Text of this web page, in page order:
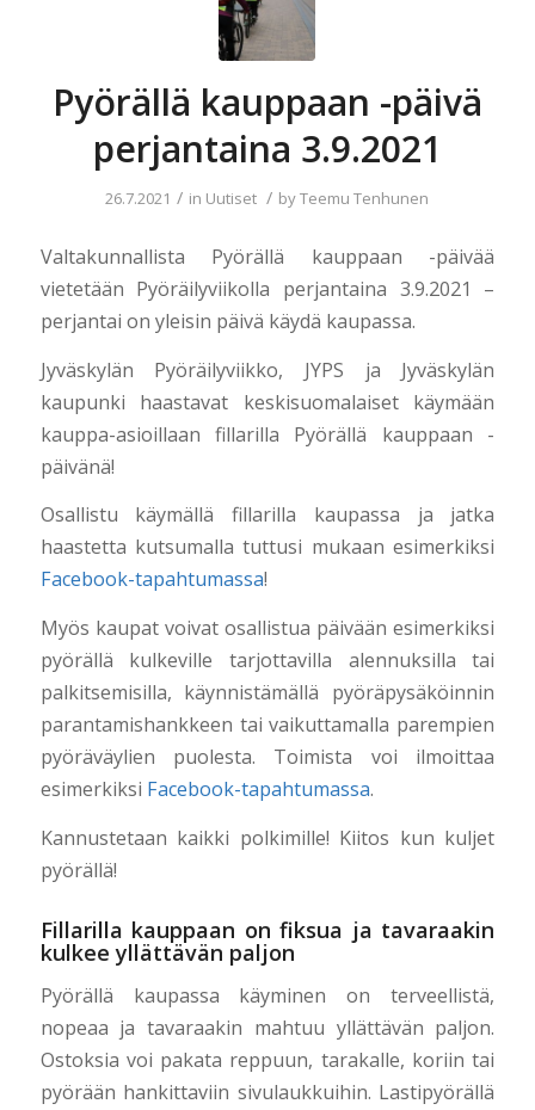
Pyörällä kauppaan -päivä
perjantaina 3.9.2021
26.7.2021 / in Uutiset / byTeemu Tenhunen
Valtakunnallista Pyörällä kauppaan -päivää
vietetään Pyöräilyviikolla perjantaina 3.9.2021 –
perjantai on yleisin päivä käydä kaupassa.
Jyväskylän Pyöräilyviikko, JYPS ja Jyväskylän
kaupunki haastavat keskisuomalaiset käymään
kauppa-asioillaan fillarilla Pyörällä kauppaan -
päivänä!
Osallistu käymällä fillarilla kaupassa ja jatka
haastetta kutsumalla tuttusi mukaan esimerkiksi
Facebook-tapahtumassa!
Myös kaupat voivat osallistua päivään esimerkiksi
pyörällä kulkeville tarjottavilla alennuksilla tai
palkitsemisilla, käynnistämällä pyöräpysäköinnin
parantamishankkeen tai vaikuttamalla parempien
pyöräväylien puolesta. Toimista voi ilmoittaa
esimerkiksi Facebook-tapahtumassa.
Kannustetaan kaikki polkimille! Kiitos kun kuljet
pyörällä!
Fillarilla kauppaan on fiksua ja tavaraakin
kulkee yllättävän paljon
Pyörällä kaupassa käyminen on terveellistä,
nopeaa ja tavaraakin mahtuu yllättävän paljon.
Ostoksia voi pakata reppuun, tarakalle, koriin tai
pyörään hankittaviin sivulaukkuihin. Lastipyörällä